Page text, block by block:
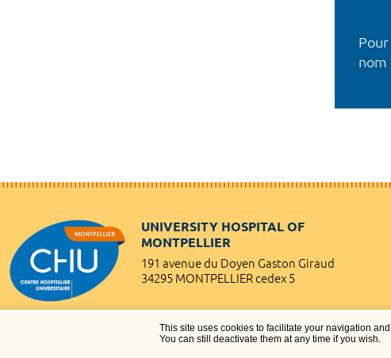
This site uses cookies to facilitate your navigation
You can still deactivate them at any time if you wish.
nom
UNIVERSITY HOSPITAL OF
MONTPELLIER
191 avenue du Doyen Gaston Giraud
34295 MONTPELLIER cedex 5